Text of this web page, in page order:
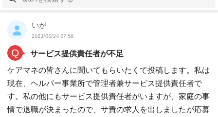
いが
2023/05/24 07:56
Q
サービス提供責任者が不足
ケアマネの皆さんに聞いてもらいたくて投稿します。私は
現在、ヘルパー事業所で管理者兼サービス提供責任者で
す。私の他にもサービス提供責任者がいますが、家庭の事
情で退職が決まったので、サ責の求人を出しましたが応募